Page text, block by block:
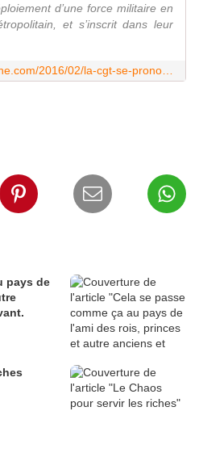
d’une force militaire en
et s’inscrit dans leur
pays de